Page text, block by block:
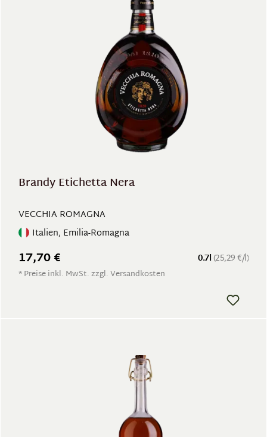
Brandy Etichetta Nera
VECCHIA ROMAGNA
Italien, Emilia-Romagna
0.7l (25,29 €/l)
17,70 €
* Preise inkl. MwSt. zzgl. Versandkosten